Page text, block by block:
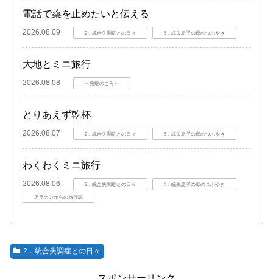
電話で薬を止めたいと伝える
2026.08.09 2．統合失調症との日々 5．統失息子の母のつぶやき
大地とミニ旅行
2026.08.08 ～発症のころ～
とりあえず乾杯
2026.08.07 2．統合失調症との日々 5．統失息子の母のつぶやき
わくわくミニ旅行
2026.08.06 2．統合失調症との日々 5．統失息子の母のつぶやき
アラカンからの旅行記
2．統合失調症との日々